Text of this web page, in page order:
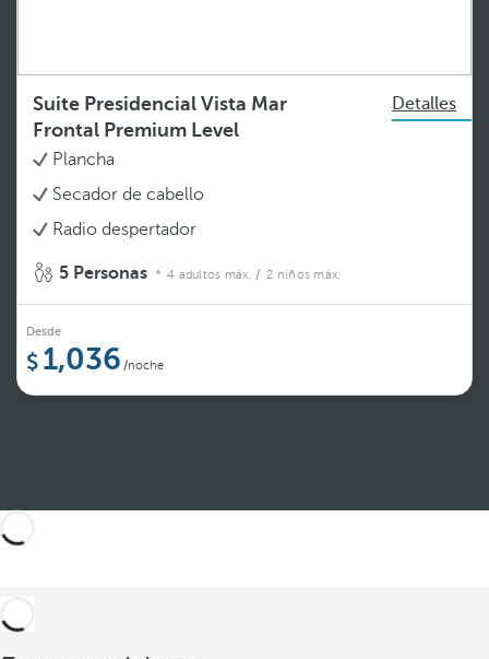
Suite Presidencial Vista Mar
Frontal Premium Level
Detalles
Plancha
Secador de cabello
Radio despertador
5 Personas 4 adultos máx. / 2 niños máx.
Desde
1,036 /noche